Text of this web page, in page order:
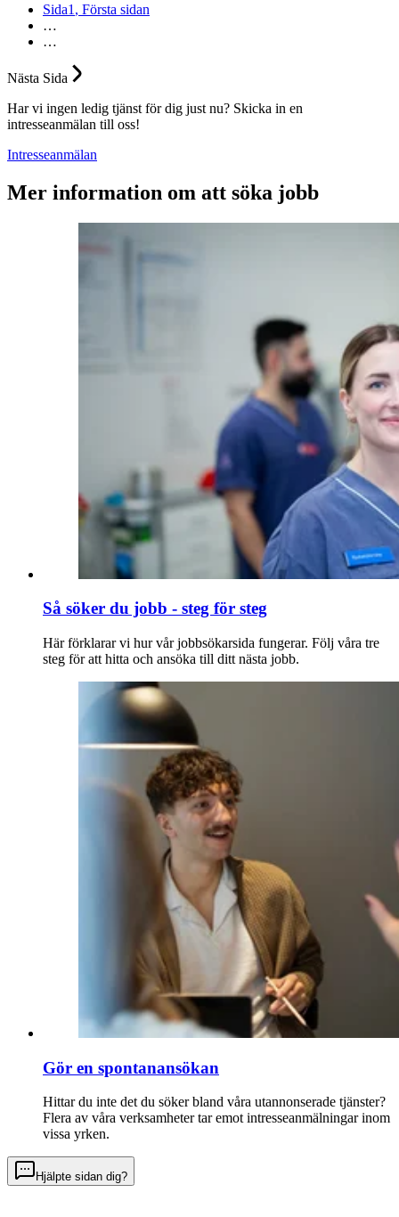
Sida1 , Första sidan
…
…
Nästa Sida
Har vi ingen ledig tjänst för dig just nu? Skicka in en
intresseanmälan till oss!
Intresseanmälan
Mer information om att söka jobb
Så söker du jobb - steg för steg
Här förklarar vi hur vår jobbsökarsida fungerar. Följ våra tre
steg för att hitta och ansöka till ditt nästa jobb.
Gör en spontanansökan
Hittar du inte det du söker bland våra utannonserade tjänster?
Flera av våra verksamheter tar emot intresseanmälningar inom
vissa yrken.
Hjälpte sidan dig?